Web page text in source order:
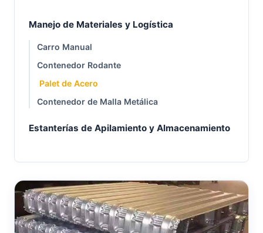
Manejo de Materiales y Logística
Carro Manual
Contenedor Rodante
Palet de Acero
Contenedor de Malla Metálica
Estanterías de Apilamiento y Almacenamiento